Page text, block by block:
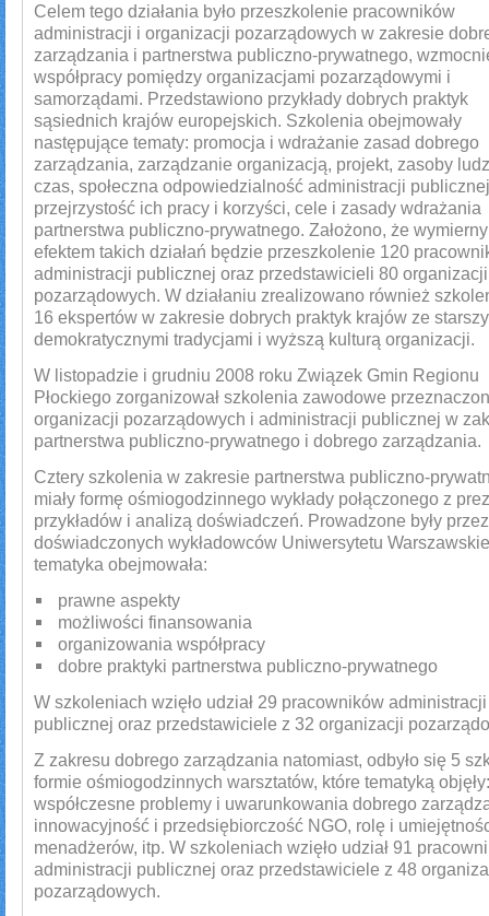
Celem tego działania było przeszkolenie pracowników
administracji i organizacji pozarządowych w zakresie
zarządzania i partnerstwa publiczno-prywatnego,
współpracy pomiędzy organizacjami pozarządowymi i
samorządami. Przedstawiono przykłady dobrych praktyk
sąsiednich krajów europejskich. Szkolenia obejmowały
następujące tematy: promocja i wdrażanie zasad dobrego
zarządzania, zarządzanie organizacją, projekt, zasoby
czas, społeczna odpowiedzialność administracji
przejrzystość ich pracy i korzyści, cele i zasady wdrażania
partnerstwa publiczno-prywatnego. Założono, że
efektem takich działań będzie przeszkolenie 120
administracji publicznej oraz przedstawicieli 80 organizacji
pozarządowych. W działaniu zrealizowano również
16 ekspertów w zakresie dobrych praktyk krajów ze
demokratycznymi tradycjami i wyższą kulturą organizacji.
W listopadzie i grudniu 2008 roku Związek Gmin Regionu
Płockiego zorganizował szkolenia zawodowe
organizacji pozarządowych i administracji publicznej w
partnerstwa publiczno-prywatnego i dobrego zarządzania.
Cztery szkolenia w zakresie partnerstwa publiczno-
miały formę ośmiogodzinnego wykłady połączonego z
przykładów i analizą doświadczeń. Prowadzone były przez
doświadczonych wykładowców Uniwersytetu
tematyka obejmowała:
prawne aspekty
możliwości finansowania
organizowania współpracy
dobre praktyki partnerstwa publiczno-prywatnego
W szkoleniach wzięło udział 29 pracowników administracji
publicznej oraz przedstawiciele z 32 organizacji
Z zakresu dobrego zarządzania natomiast, odbyło się 5
formie ośmiogodzinnych warsztatów, które tematyką objęły:
współczesne problemy i uwarunkowania dobrego
innowacyjność i przedsiębiorczość NGO, rolę i
menadżerów, itp. W szkoleniach wzięło udział 91
administracji publicznej oraz przedstawiciele z 48
pozarządowych.